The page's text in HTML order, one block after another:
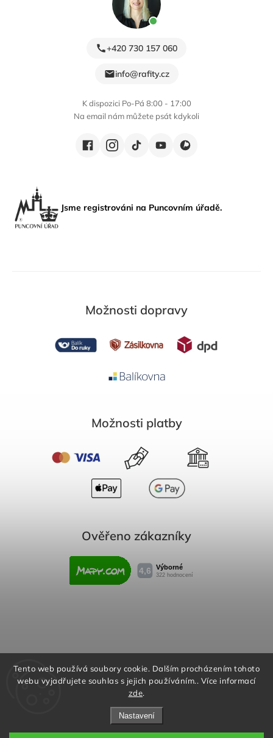
Tento web používá soubory cookie. Dalším procházením tohoto
webu vyjadřujete souhlas s jejich používáním.. Více informací
zde.
Nastavení
+420 730 157 060
info@rafity.cz
K dispozici Po-Pá 8:00 - 17:00
Na email nám můžete psát kdykoli
Jsme registrováni na Puncovním úřadě.
Možnosti dopravy
Možnosti platby
Ověřeno zákazníky
Obchodní podmínky
Reklamační řád
Podmínky ochrany osobních údajů